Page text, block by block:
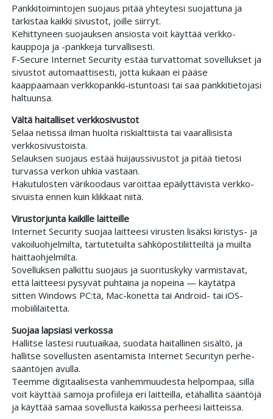
Pankki­toimintojen suojaus pitää yhteytesi suojattuna ja
tarkistaa kaikki sivustot, joille siirryt.
Kehittyneen suojauksen ansiosta voit käyttää verkko­
kauppoja ja -pankkeja turvallisesti.
F-Secure Internet Security estää turvattomat sovellukset ja
sivustot automaattisesti, jotta kukaan ei pääse
kaappaamaan verkko­pankki-istuntoasi tai saa pankki­tietojasi
haltuunsa.
Vältä haitalliset verkko­sivustot
Selaa netissä ilman huolta riski­alttiista tai vaarallisista
verkko­sivustoista.
Selauksen suojaus estää huijaus­sivustot ja pitää tietosi
turvassa verkon uhkia vastaan.
Haku­tulosten väri­koodaus varoittaa epäilyttävistä verkko­
sivuista ennen kuin klikkaat niitä.
Virus­torjunta kaikille laitteille
Internet Security suojaa laitteesi virusten lisäksi kiristys- ja
vakoilu­ohjelmilta, tartutetuilta sähkö­posti­liitteiltä ja muilta
haitta­ohjelmilta.
Sovelluksen palkittu suojaus ja suoritus­kyky varmistavat,
että laitteesi pysyvät puhtaina ja nopeina — käytätpä
sitten Windows PC:tä, Mac-konetta tai Android- tai iOS-
mobiili­laitetta.
Suojaa lapsiasi verkossa
Hallitse lastesi ruutu­aikaa, suodata haitallinen sisältö, ja
hallitse sovellusten asentamista Internet Securityn perhe­
sääntöjen avulla.
Teemme digitaalisesta vanhemmuudesta helpompaa, sillä
voit käyttää samoja profiileja eri laitteilla, etä­hallita sääntöjä
ja käyttää samaa sovellusta kaikissa perheesi laitteissa.